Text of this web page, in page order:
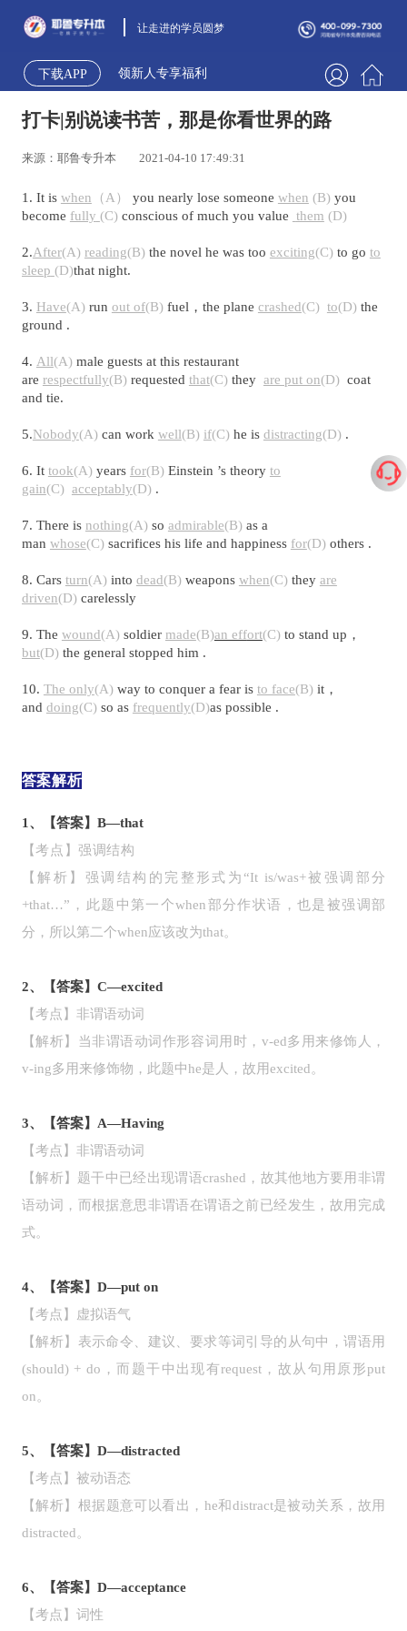
让走进的学员圆梦
下载APP 领新人专享福利
打卡|别说读书苦，那是你看世界的路
来源：耶鲁专升本 2021-04-10 17:49:31
1. It is when （A） you nearly lose someone when (B)you
become fully (C) conscious of much you value them (D)
2.After(A) reading(B) the novel he was too exciting(C) to go to
sleep (D)that night.
3. Have(A) run out of(B) fuel，the plane crashed(C) to(D)the
ground .
4. All(A) male guests at this restaurant
are respectfully(B) requested that(C) they are put on(D) coat
and tie.
5.Nobody(A)can work well(B) if(C) he is distracting(D) .
6. It took(A) years for(B) Einstein ’s theory to
gain(C) acceptably(D) .
7. There is nothing(A) so admirable(B) as a
man whose(C) sacrifices his life and happiness for(D) others .
8. Cars turn(A) into dead(B) weapons when(C) they are
driven(D) carelessly
9. The wound(A) soldier made(B)an effort(C) to stand up，
but(D) the general stopped him .
10. The only(A) way to conquer a fear is to face(B) it，
and doing(C) so as frequently(D)as possible .
答案解析
1、【答案】B—that
【考点】强调结构
【解析】强调结构的完整形式为“It is/was+被强调部分
+that…”，此题中第一个when部分作状语，也是被强调部
分，所以第二个when应该改为that。
2、【答案】C—excited
【考点】非谓语动词
【解析】当非谓语动词作形容词用时，v-ed多用来修饰人，
v-ing多用来修饰物，此题中he是人，故用excited。
3、【答案】A—Having
【考点】非谓语动词
【解析】题干中已经出现谓语crashed，故其他地方要用非谓
语动词，而根据意思非谓语在谓语之前已经发生，故用完成
式。
4、【答案】D—put on
【考点】虚拟语气
【解析】表示命令、建议、要求等词引导的从句中，谓语用
(should) + do，而题干中出现有request，故从句用原形put
on。
5、【答案】D—distracted
【考点】被动语态
【解析】根据题意可以看出，he和distract是被动关系，故用
distracted。
6、【答案】D—acceptance
【考点】词性